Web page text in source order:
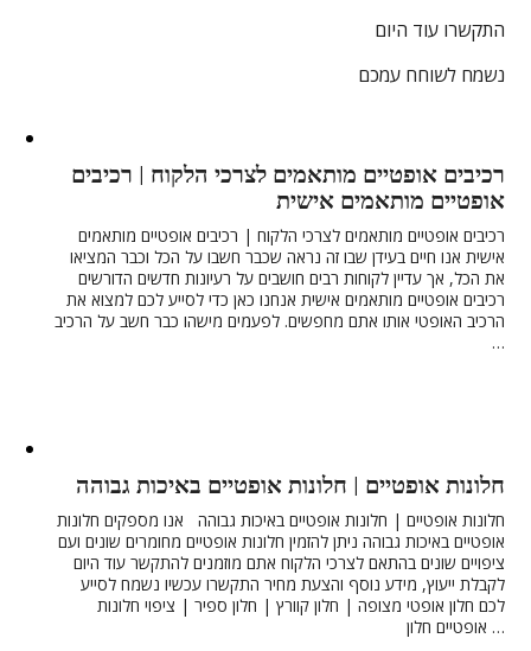
התקשרו עוד היום
נשמח לשוחח עמכם
רכיבים אופטיים מותאמים לצרכי הלקוח | רכיבים
אופטיים מותאמים אישית
רכיבים אופטיים מותאמים לצרכי הלקוח | רכיבים אופטיים מותאמים
אישית אנו חיים בעידן שבו זה נראה שכבר חשבו על הכל וכבר המציאו
את הכל, אך עדיין לקוחות רבים חושבים על רעיונות חדשים הדורשים
רכיבים אופטיים מותאמים אישית אנחנו כאן כדי לסייע לכם למצוא את
הרכיב האופטי אותו אתם מחפשים. לפעמים מישהו כבר חשב על הרכיב
…
חלונות אופטיים | חלונות אופטיים באיכות גבוהה
חלונות אופטיים | חלונות אופטיים באיכות גבוהה אנו מספקים חלונות
אופטיים באיכות גבוהה ניתן להזמין חלונות אופטיים מחומרים שונים ועם
ציפויים שונים בהתאם לצרכי הלקוח אתם מוזמנים להתקשר עוד היום
לקבלת ייעוץ, מידע נוסף והצעת מחיר התקשרו עכשיו נשמח לסייע
לכם חלון אופטי מצופה | חלון קוורץ | חלון ספיר | ציפוי חלונות
אופטיים חלון …